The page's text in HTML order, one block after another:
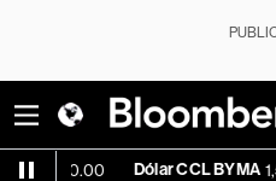
Dólar CCL BYMA 1,577.19